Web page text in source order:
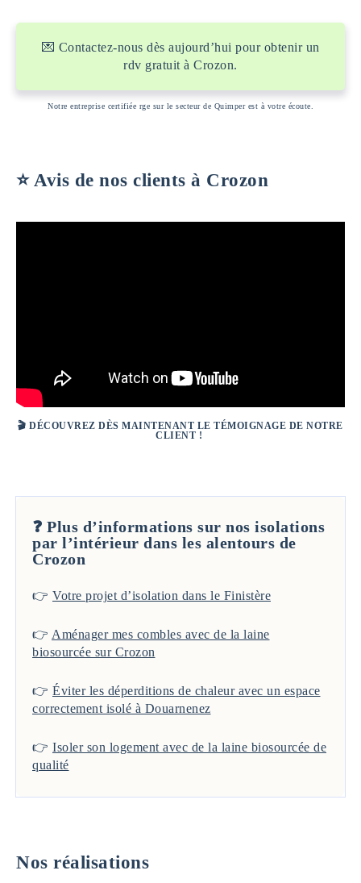
💌 Contactez-nous dès aujourd’hui pour obtenir un
rdv gratuit à Crozon.
Notre entreprise certifiée rge sur le secteur de Quimper est à votre écoute.
⭐️ Avis de nos clients à Crozon
🎬DÉCOUVREZ DÈS MAINTENANT LE TÉMOIGNAGE DE NOTRE
CLIENT !
❓ Plus d’informations sur nos isolations
par l’intérieur dans les alentours de
Crozon
👉 Votre projet d’isolation dans le Finistère
👉 Aménager mes combles avec de la laine
biosourcée sur Crozon
👉 Éviter les déperditions de chaleur avec un espace
correctement isolé à Douarnenez
👉 Isoler son logement avec de la laine biosourcée de
qualité
Nos réalisations